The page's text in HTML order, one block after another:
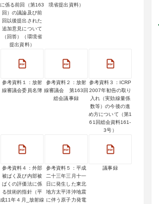
に係る前回（第163
回）の議論及び前
回以後提出された
追加意見について
（回答）（環境省
提出資料）
境省提出資料）
参考資料１：放射
線審議会委員名簿
参考資料２：放射
線審議会 第163回
総会議事録
参考資料３：ICRP
2007年勧告の取り
入れ（実効線量係
数等）の今後の進
め方について（第1
61回総会資料161-
3号）
参考資料４：外部
被ばく及び内部被
ばくの評価法に係
る技術的指針（平
成11年４月_放射線
参考資料５：平成
二十三年三月十一
日に発生した東北
地方太平洋沖地震
に伴う原子力発電
議事録